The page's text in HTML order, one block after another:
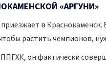
«АРГУНИ»
приезжает в
растить чемпионов,
он фактически